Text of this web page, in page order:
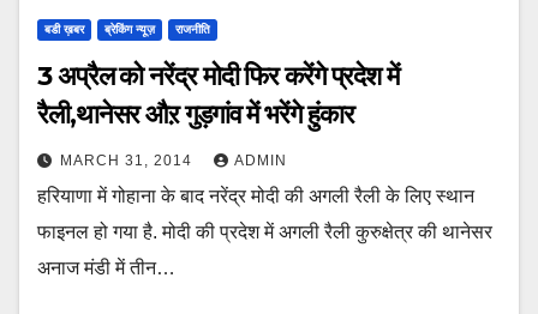
बडी ख़बर ब्रेकिंग न्यूज़ राजनीति
3 अप्रैल को नरेंद्र मोदी फिर करेंगे प्रदेश में
रैली,थानेसर औऱ गुड़गांव में भरेंगे हुंकार
MARCH 31, 2014 ADMIN
हरियाणा में गोहाना के बाद नरेंद्र मोदी की अगली रैली के लिए स्थान
फाइनल हो गया है. मोदी की प्रदेश में अगली रैली कुरुक्षेत्र की थानेसर
अनाज मंडी में तीन…